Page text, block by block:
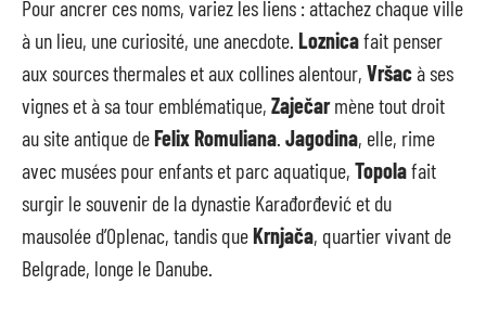
Pour ancrer ces noms, variez les liens : attachez chaque ville
à un lieu, une curiosité, une anecdote. Loznicafait penser
aux sources thermales et aux collines alentour, Vršacà ses
vignes et à sa tour emblématique, Zaječarmène tout droit
au site antique deFelix Romuliana. Jagodina, elle, rime
avec musées pour enfants et parc aquatique, Topolafait
surgir le souvenir de la dynastie Karađorđević et du
mausolée d’Oplenac, tandis queKrnjača, quartier vivant de
Belgrade, longe le Danube.